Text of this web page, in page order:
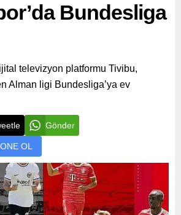
Bundesliga
televizyon platformu Tivibu,
Alman ligi Bundesliga’ya ev
Gönder
OL